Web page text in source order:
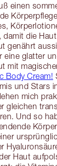
einen
damit die
genährt
eine glatter
mit
Body Cream!
und Stars
mich
gleichen
Und so
Haut